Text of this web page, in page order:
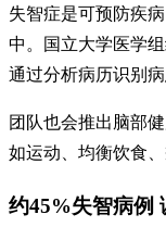
失智症是可预防疾
中。国立大学医学
通过分析病历识别病
团队也会推出脑部
如运动、均衡饮食
约45%失智病例